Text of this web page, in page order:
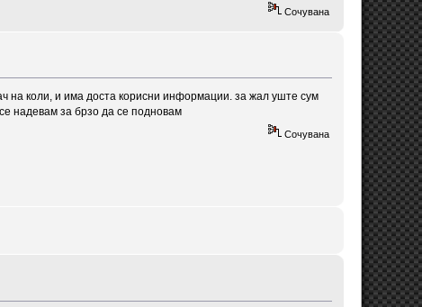
Сочувана
на коли, и има доста корисни информации. за жал уште сум
надевам за брзо да се подновам
Сочувана